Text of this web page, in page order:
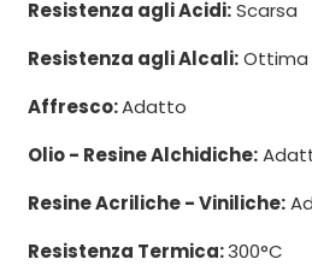
Resistenza agli Acidi:Scarsa
Resistenza agli Alcali:Ottima
Affresco:Adatto
Olio - Resine Alchidiche:
Resine Acriliche - Viniliche:
Resistenza Termica:300°C